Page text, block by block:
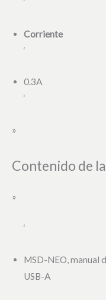
‘
Corriente
‘
0.3A
‘
»
Contenido de
»
‘
MSD-NEO, manual
USB-A